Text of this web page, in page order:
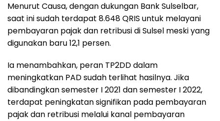
Menurut Causa, dengan dukungan Bank Sulselbar,
saat ini sudah terdapat 8.648 QRIS untuk melayani
pembayaran pajak dan retribusi di Sulsel meski yang
digunakan baru 12,1 persen.
Ia menambahkan, peran TP2DD dalam
meningkatkan PAD sudah terlihat hasilnya. Jika
dibandingkan semester I 2021 dan semester I 2022,
terdapat peningkatan signifikan pada pembayaran
pajak dan retribusi melalui kanal pembayaran